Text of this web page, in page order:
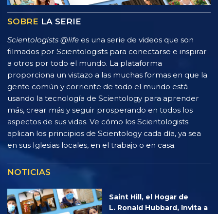
SOBRE LA SERIE
Scientologists @life es una serie de videos que son
filmados por Scientologists para conectarse e inspirar
a otros por todo el mundo. La plataforma
proporciona un vistazo a las muchas formas en que la
gente común y corriente de todo el mundo está
usando la tecnología de Scientology para aprender
más, crear más y seguir prosperando en todos los
aspectos de sus vidas. Ve cómo los Scientologists
aplican los principios de Scientology cada día, ya sea
en sus Iglesias locales, en el trabajo o en casa.
NOTICIAS
Saint Hill, el Hogar de
L. Ronald Hubbard, Invita a